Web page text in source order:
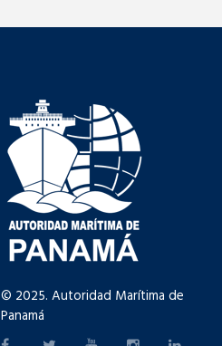
© 2025. Autoridad Marítima de
Panamá